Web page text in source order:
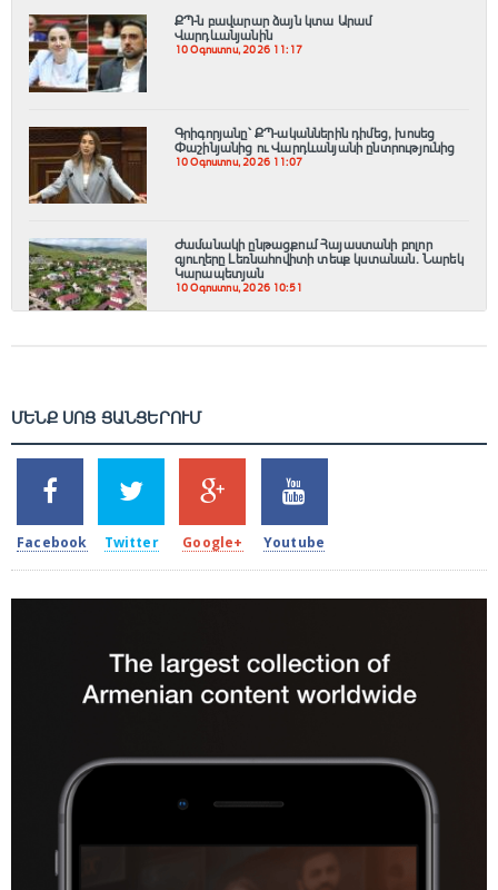
ՔՊ-ն բավարար ձայն կտա Արամ
Վարդևանյանին
10 Օգոստոս, 2026 11:17
Գրիգորյանը՝ ՔՊ-ականներին դիմեց, խոսեց
Փաշինյանից ու Վարդևանյանի ընտրությունից
10 Օգոստոս, 2026 11:07
Ժամանակի ընթացքում Հայաստանի բոլոր
գյուղերը Լեռնահովիտի տեսք կստանան. Նարեկ
Կարապետյան
10 Օգոստոս, 2026 10:51
ՄԵՆՔ ՍՈՑ ՑԱՆՑԵՐՈՒՄ
2k
SHARES
Facebook
1.5k
TWEETS
Twitter
203
SHARES
Google+
620
SHARES
Youtube